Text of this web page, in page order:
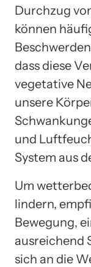
Durchzug
können
dass diese
vegetative
unsere
und
System aus
Um
lindern,
Bewegung,
ausreichend
sich an die